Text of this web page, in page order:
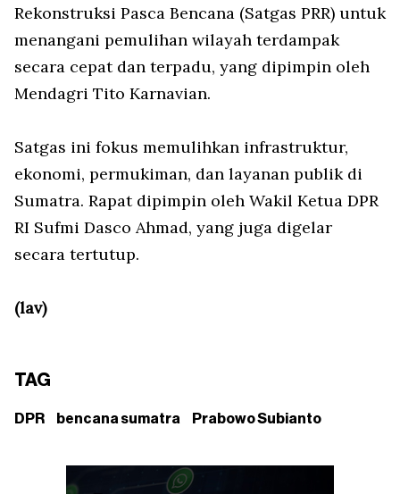
Rekonstruksi Pasca Bencana (Satgas PRR) untuk
menangani pemulihan wilayah terdampak
secara cepat dan terpadu, yang dipimpin oleh
Mendagri Tito Karnavian.
Satgas ini fokus memulihkan infrastruktur,
ekonomi, permukiman, dan layanan publik di
Sumatra. Rapat dipimpin oleh Wakil Ketua DPR
RI Sufmi Dasco Ahmad, yang juga digelar
secara tertutup.
(lav)
TAG
DPR bencana sumatra Prabowo Subianto